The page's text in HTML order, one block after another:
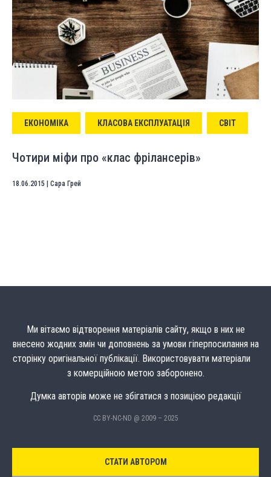
ЕКОНОМІКА КЛАСОВА ЕКСПЛУАТАЦІЯ СВІТ
Чотири міфи про «клас фрілансерів»
18.06.2015 Сара Грей
Ми вітаємо відтворення матеріалів сайту, якщо в них не
внесено жодних змін чи доповнень за умови гіперпосилання на
сторінку оригінальної публікації. Використовувати матеріали
з комерційною метою заборонено.
Думка авторів може не збігатися з позицією редакції
CC BY-NC-ND @ 2009 – 2025
СТАТИ АВТОРОМ